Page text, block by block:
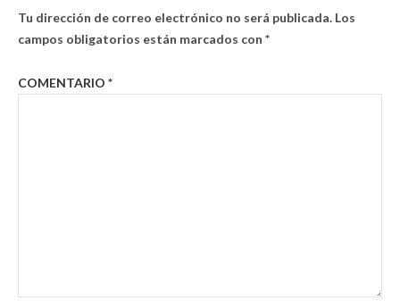
Tu dirección de correo electrónico no será publicada. Los
campos obligatorios están marcados con *
COMENTARIO *